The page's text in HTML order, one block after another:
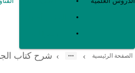
الصفحة الرئيسية ›
› شرح كتاب